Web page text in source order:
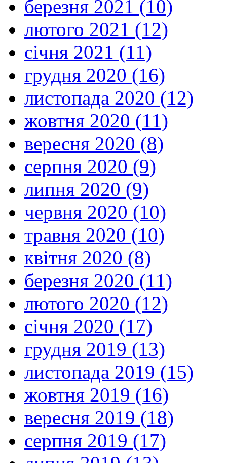
березня 2021 (10)
лютого 2021 (12)
січня 2021 (11)
грудня 2020 (16)
листопада 2020 (12)
жовтня 2020 (11)
вересня 2020 (8)
серпня 2020 (9)
липня 2020 (9)
червня 2020 (10)
травня 2020 (10)
квітня 2020 (8)
березня 2020 (11)
лютого 2020 (12)
січня 2020 (17)
грудня 2019 (13)
листопада 2019 (15)
жовтня 2019 (16)
вересня 2019 (18)
серпня 2019 (17)